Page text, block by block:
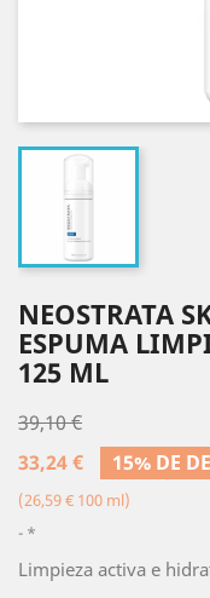
NEOSTRATA
ESPUMA
125 ML
39,10 €
33,24 €
15% DE
(26,59 € 100 ml)
*
Limpieza activa e